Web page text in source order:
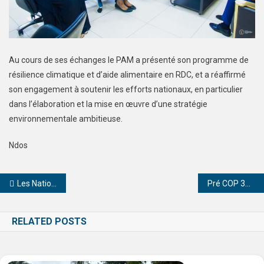
Au cours de ses échanges le PAM a présenté son programme de
résilience climatique et d’aide alimentaire en RDC, et a réaffirmé
son engagement à soutenir les efforts nationaux, en particulier
dans l’élaboration et la mise en œuvre d’une stratégie
environnementale ambitieuse.
Ndos
Les Nations Unies, via la Monusco, félicitent les prouesses de la RDC, dans la conservation des Ressources Naturelles Congolaises.
RELATED POSTS